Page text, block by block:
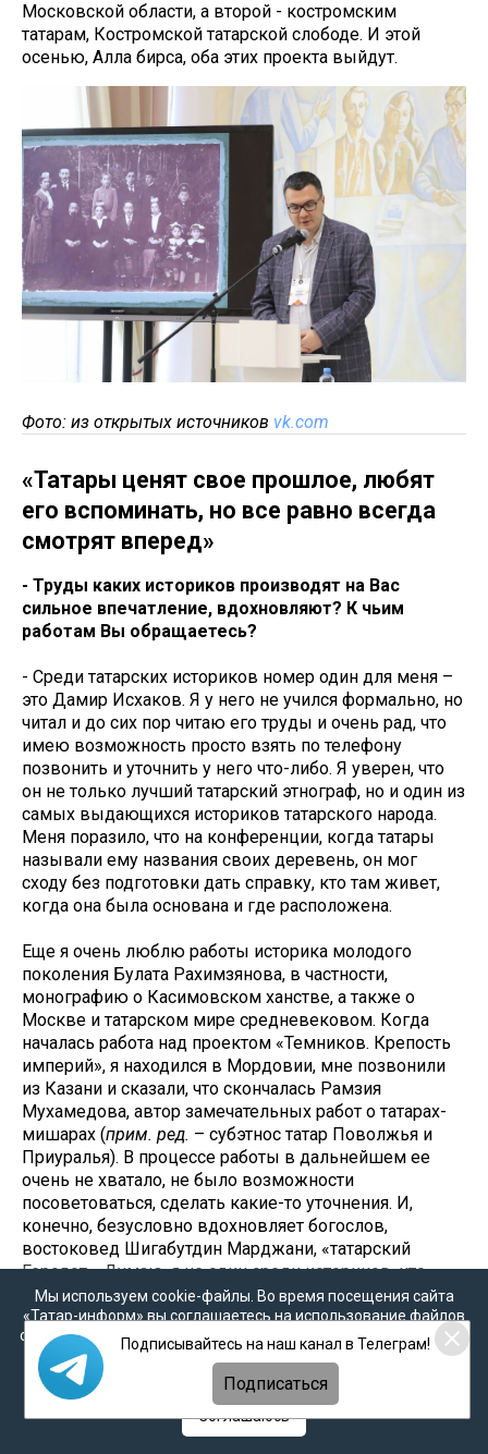
Московской области, а второй - костромским
татарам, Костромской татарской слободе. И этой
осенью, Алла бирса, оба этих проекта выйдут.
Фото: из открытых источников vk.com
«Татары ценят свое прошлое, любят
его вспоминать, но все равно всегда
смотрят вперед»
- Труды каких историков производят на Вас
сильное впечатление, вдохновляют? К чьим
работам Вы обращаетесь?
- Среди татарских историков номер один для меня –
это Дамир Исхаков. Я у него не учился формально, но
читал и до сих пор читаю его труды и очень рад, что
имею возможность просто взять по телефону
позвонить и уточнить у него что-либо. Я уверен, что
он не только лучший татарский этнограф, но и один из
самых выдающихся историков татарского народа.
Меня поразило, что на конференции, когда татары
называли ему названия своих деревень, он мог
сходу без подготовки дать справку, кто там живет,
когда она была основана и где расположена.
Еще я очень люблю работы историка молодого
поколения Булата Рахимзянова, в частности,
монографию о Касимовском ханстве, а также о
Москве и татарском мире средневековом. Когда
началась работа над проектом «Темников. Крепость
империй», я находился в Мордовии, мне позвонили
из Казани и сказали, что скончалась Рамзия
Мухамедова, автор замечательных работ о татарах-
мишарах (прим. ред. – субэтнос татар Поволжья и
Приуралья). В процессе работы в дальнейшем ее
очень не хватало, не было возможности
посоветоваться, сделать какие-то уточнения. И,
конечно, безусловно вдохновляет богослов,
востоковед Шигабутдин Марджани, «татарский
Геродот». Думаю, я не один среди историков, кто
считает и его своим наставником.
- В интервью журналу «Идель» Вы когда-то
сказали, что Вас вдохновляют Тукай и Ахматова.
Пополнился ли этот список новыми именами?
- Во время очередной поездки в Мордовию, в
Мы используем cookie-файлы. Во время посещения сайта
«Татар-информ» вы соглашаетесь на использование файлов
cookie в соответствии с настоящим уведомлением, согласием
наобработку персональных данных,Политикой о
персональных данных
Политикой конфиденциальности
Соглашаюсь
Подписывайтесь на наш канал в Телеграм!
Подписаться